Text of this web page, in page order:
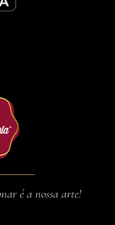
é a nossa arte!